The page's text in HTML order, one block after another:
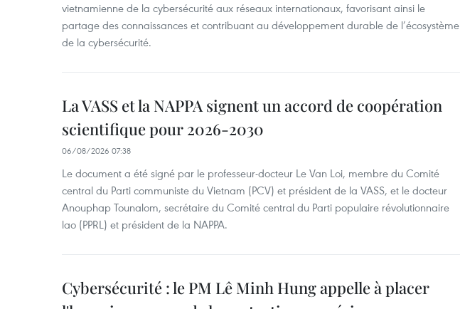
vietnamienne de la cybersécurité aux réseaux internationaux, favorisant ainsi le
partage des connaissances et contribuant au développement durable de l’écosystème
de la cybersécurité.
La VASS et la NAPPA signent un accord de coopération
scientifique pour 2026-2030
06/08/2026 07:38
Le document a été signé par le professeur-docteur Le Van Loi, membre du Comité
central du Parti communiste du Vietnam (PCV) et président de la VASS, et le docteur
Anouphap Tounalom, secrétaire du Comité central du Parti populaire révolutionnaire
lao (PPRL) et président de la NAPPA.
Cybersécurité : le PM Lê Minh Hung appelle à placer